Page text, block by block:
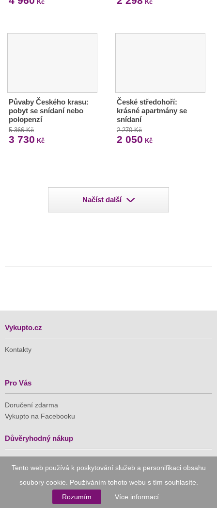
Tento web používá k poskytování služeb a personifikaci obsahu
soubory cookie. Používáním tohoto webu s tím souhlasíte.
Rozumím
Více informací
Kč Kč
Půvaby Českého krasu:
pobyt se snídaní nebo
polopenzí
5 366 Kč
3 730 Kč
České středohoří:
krásné apartmány se
snídaní
2 270 Kč
2 050 Kč
Načíst další
Vykupto.cz
Kontakty
Pro Vás
Doručení zdarma
Vykupto na Facebooku
Důvěryhodný nákup
komerci (APEK)